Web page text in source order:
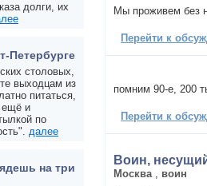
Мы проживем без
Перейти к
помним 90-е, 200
Перейти к
Воин,
Москва
воин
долги, их
Петербурге
столовых,
выходцам из
питаться,
ещё и
по
далее
на три